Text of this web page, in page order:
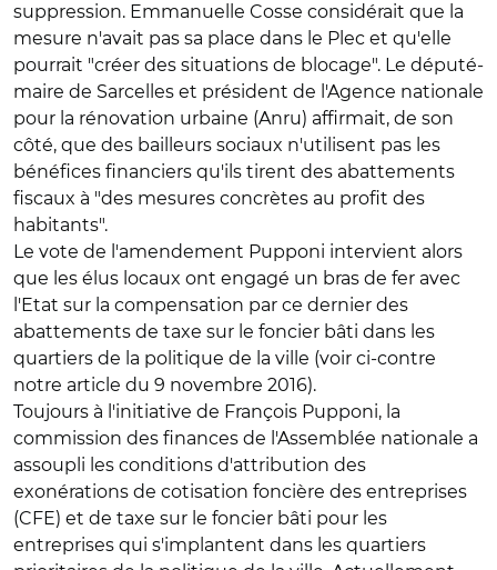
suppression. Emmanuelle Cosse considérait que la
mesure n'avait pas sa place dans le Plec et qu'elle
pourrait "créer des situations de blocage". Le député-
maire de Sarcelles et président de l'Agence nationale
pour la rénovation urbaine (Anru) affirmait, de son
côté, que des bailleurs sociaux n'utilisent pas les
bénéfices financiers qu'ils tirent des abattements
fiscaux à "des mesures concrètes au profit des
habitants".
Le vote de l'amendement Pupponi intervient alors
que les élus locaux ont engagé un bras de fer avec
l'Etat sur la compensation par ce dernier des
abattements de taxe sur le foncier bâti dans les
quartiers de la politique de la ville (voir ci-contre
notre article du 9 novembre 2016).
Toujours à l'initiative de François Pupponi, la
commission des finances de l'Assemblée nationale a
assoupli les conditions d'attribution des
exonérations de cotisation foncière des entreprises
(CFE) et de taxe sur le foncier bâti pour les
entreprises qui s'implantent dans les quartiers